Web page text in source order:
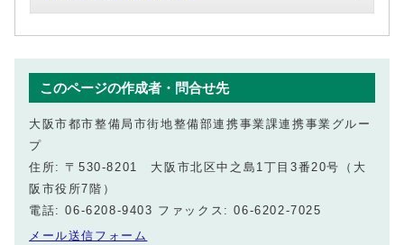
このページの作成者・問合せ先
大阪市都市整備局市街地整備部連携事業課連携事業グルー
プ
住所: 〒530-8201 大阪市北区中之島1丁目3番20号（大
阪市役所7階）
電話: 06-6208-9403 ファックス: 06-6202-7025
メール送信フォーム